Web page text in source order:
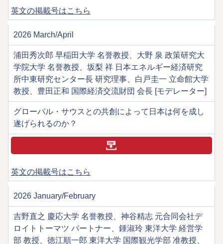
英文の掲載号はこちら
2026 March/April
浦田秀次郎 早稲田大学 名誉教授、大野 泉 政策研究大
学院大学 名誉教授、坂梨 祥 日本エネルギー経済研究
所中東研究センター長 研究理事、白戸圭一 立命館大学
教授、豊田正和 国際経済交流財団 会長 [モデレーター]
グローバル・サウスとの共創によって日本は何を成し
遂げられるのか？
英文の掲載号はこちら
2026 January/February
吉野直之 慶応大学 名誉教授、神谷精志 元合同会社デ
ロイトトーマツ パートナー、鍾淑玲 東洋大学 経営学
部 教授、徳江順一郎 東洋大学 国際観光学部 准教授、